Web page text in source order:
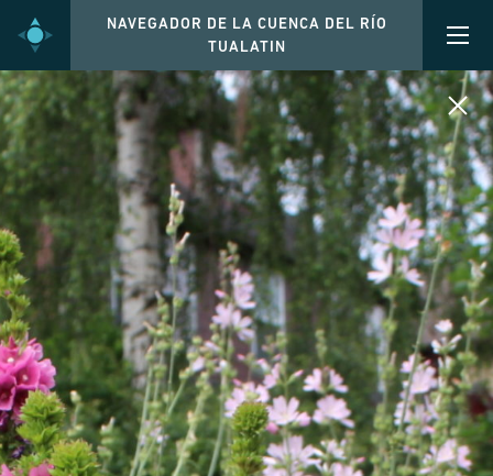
NAVEGADOR DE LA CUENCA DEL RÍO
TUALATIN